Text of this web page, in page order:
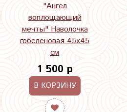
"Ангел
воплощающий
мечты" Наволочка
гобеленовая 45х45
см
1 500 р
В КОРЗИНУ